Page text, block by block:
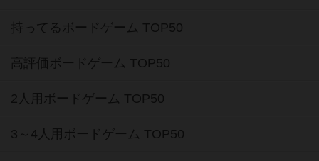
持ってるボードゲーム TOP50
高評価ボードゲーム TOP50
2人用ボードゲーム TOP50
3～4人用ボードゲーム TOP50